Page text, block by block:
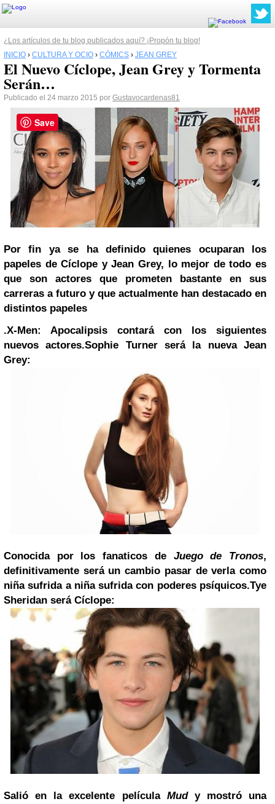
¿Los artículos de tu blog publicados aquí? ¡Propón tu blog!
INICIO › CULTURA Y OCIO › CÓMICS › JEAN GREY
El Nuevo Cíclope, Jean Grey y Tormenta
Serán…
Publicado el 24 marzo 2015 por Gustavocardenas81
Por fin ya se ha definido quienes ocuparan los
papeles de Cíclope y Jean Grey, lo mejor de todo es
que son actores que prometen bastante en sus
carreras a futuro y que actualmente han destacado en
distintos papeles
.X-Men: Apocalipsis contará con los siguientes
nuevos actores.Sophie Turner será la nueva Jean
Grey:
Conocida por los fanaticos de Juego de Tronos,
definitivamente será un cambio pasar de verla como
niña sufrida a niña sufrida con poderes psíquicos.Tye
Sheridan será Cíclope:
Salió en la excelente película Mudy mostró una
Save